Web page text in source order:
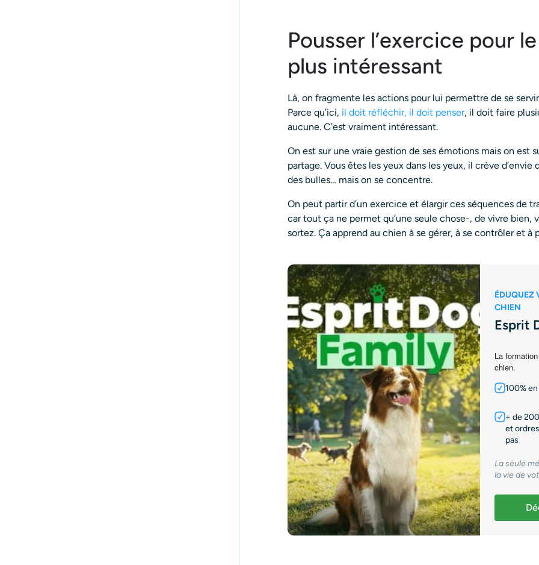
Pousser l’exercice pour
plus intéressant
Là, on fragmente les actions pour lui permettre de se
Parce qu’ici, il doit réfléchir, il doit penser, il doit faire
aucune. C’est vraiment intéressant.
On est sur une vraie gestion de ses émotions mais on est
partage. Vous êtes les yeux dans les yeux, il crève
des bulles… mais on se concentre.
On peut partir d’un exercice et élargir ces séquences de
car tout ça ne permet qu’une seule chose-, de vivre bien,
sortez. Ça apprend au chien à se gérer, à se contrôler et à
ÉDUQUEZ
CHIEN
Esprit
La
chien.
100%
+ de
et
pas
La seule
la vie de